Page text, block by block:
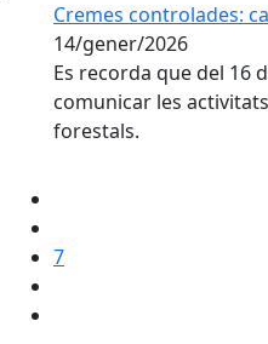
Cremes controlades:
14/gener/2026
Es recorda que del 16
comunicar les
forestals.
7